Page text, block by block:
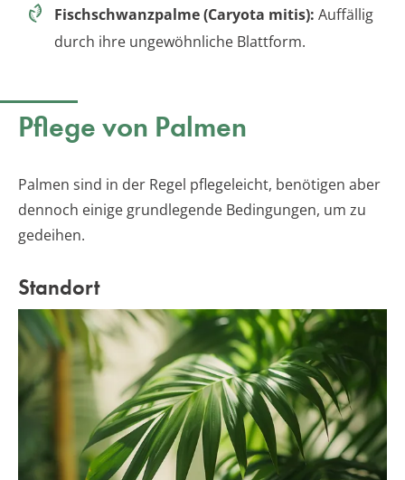
Fischschwanzpalme (Caryota mitis): Auffällig
durch ihre ungewöhnliche Blattform.
Pflege von Palmen
Palmen sind in der Regel pflegeleicht, benötigen aber
dennoch einige grundlegende Bedingungen, um zu
gedeihen.
Standort